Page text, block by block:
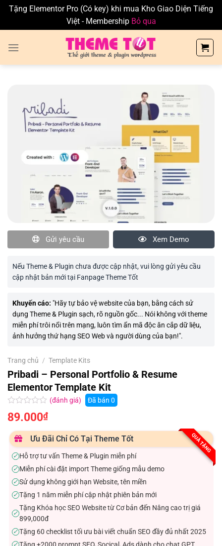
Tặng Elementor Pro (Có key) khi mua Kho Giao Diện Tiếng
Việt - Membership Bỏ qua
Gửi yêu cầu Xem Demo
Nếu Theme & Plugin chưa được cập nhật, vui lòng gửi yêu cầu
cập nhật bản mới tại Fanpage Theme Tốt
Khuyến cáo: "Hãy tự bảo vệ website của bạn, bằng cách sử
dụng Theme & Plugin sạch, rõ nguồn gốc... Nói không với theme
miễn phí trôi nổi trên mạng, luôn tìm ẩn mã độc ăn cắp dữ liệu,
ảnh hưởng thứ hạng SEO Web và người dùng của bạn!".
Trang chủ / Template Kits
Pribadi – Personal Portfolio & Resume
Elementor Template Kit
Được
xếp
0.0
5
sao
(đánh giá) Đã bán 0
89.000₫
QUÀ TẶNG
Ưu Đãi Chỉ Có Tại Theme Tốt
✓Hỗ trợ tư vấn Theme & Plugin miễn phí
✓Miễn phí cài đặt import Theme giống mẫu demo
✓Sử dụng không giới hạn Website, tên miền
✓Tặng 1 năm miễn phí cập nhật phiên bản mới
✓
Tặng Khóa học SEO Website từ Cơ bản đến Nâng cao trị giá
899,000đ
✓Tặng 60 checklist tối ưu bài viết chuẩn SEO đầy đủ nhất 2025
✓